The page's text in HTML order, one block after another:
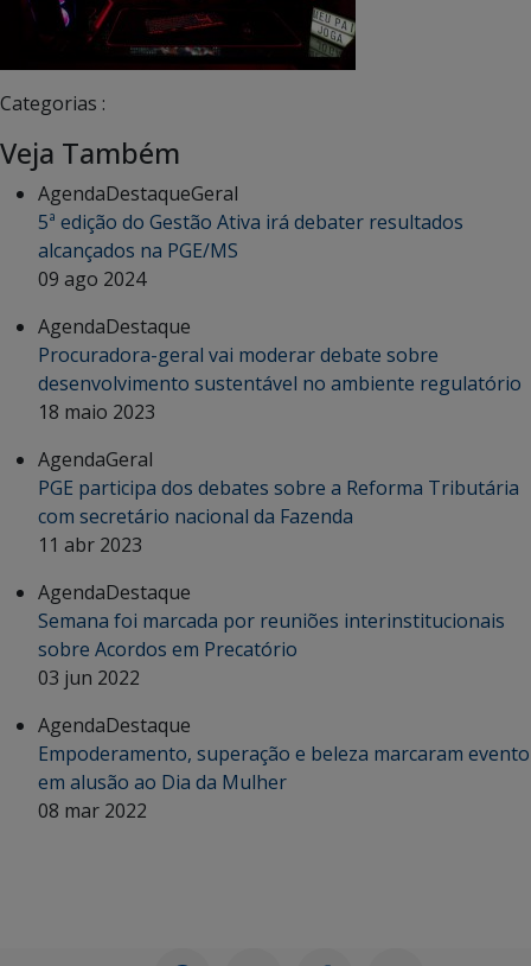
Categorias :
Veja Também
AgendaDestaqueGeral
5ª edição do Gestão Ativa irá debater resultados
alcançados na PGE/MS
09 ago 2024
AgendaDestaque
Procuradora-geral vai moderar debate sobre
desenvolvimento sustentável no ambiente regulatório
18 maio 2023
AgendaGeral
PGE participa dos debates sobre a Reforma Tributária
com secretário nacional da Fazenda
11 abr 2023
AgendaDestaque
Semana foi marcada por reuniões interinstitucionais
sobre Acordos em Precatório
03 jun 2022
AgendaDestaque
Empoderamento, superação e beleza marcaram evento
em alusão ao Dia da Mulher
08 mar 2022